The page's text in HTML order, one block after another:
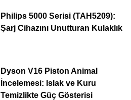
Philips 5000 Serisi (TAH5209):
Şarj Cihazını Unutturan Kulaklık
Dyson V16 Piston Animal
İncelemesi: Islak ve Kuru
Temizlikte Güç Gösterisi